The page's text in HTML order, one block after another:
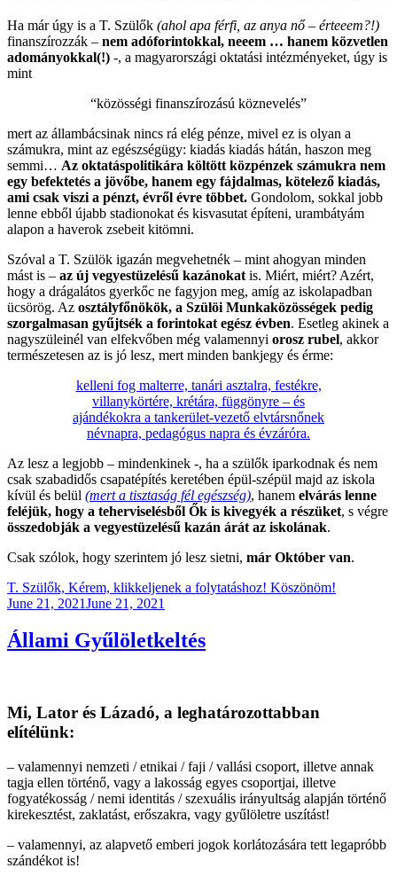
Ha már úgy is a T. Szülők (ahol apa férfi, az anya nő – érteeem?!)
finanszírozzák – nem adóforintokkal, neeem … hanem közvetlen
adományokkal(!) -, a magyarországi oktatási intézményeket, úgy is
mint
“közösségi finanszírozású köznevelés”
mert az állambácsinak nincs rá elég pénze, mivel ez is olyan a
számukra, mint az egészségügy: kiadás kiadás hátán, haszon meg
semmi… Az oktatáspolitikára költött közpénzek számukra nem
egy befektetés a jövőbe, hanem egy fájdalmas, kötelező kiadás,
ami csak viszi a pénzt, évről évre többet. Gondolom, sokkal jobb
lenne ebből újabb stadionokat és kisvasutat építeni, urambátyám
alapon a haverok zsebeit kitömni.
Szóval a T. Szülök igazán megvehetnék – mint ahogyan minden
mást is – az új vegyestüzelésű kazánokat is. Miért, miért? Azért,
hogy a drágalátos gyerkőc ne fagyjon meg, amíg az iskolapadban
ücsörög. Az osztályfőnökök, a Szülöi Munkaközösségek pedig
szorgalmasan gyűjtsék a forintokat egész évben. Esetleg akinek a
nagyszüleinél van elfekvőben még valamennyi orosz rubel, akkor
természetesen az is jó lesz, mert minden bankjegy és érme:
kelleni fog malterre, tanári asztalra, festékre,
villanykörtére, krétára, függönyre – és
ajándékokra a tankerület-vezető elvtársnőnek
névnapra, pedagógus napra és évzáróra.
Az lesz a legjobb – mindenkinek -, ha a szülők iparkodnak és nem
csak szabadidős csapatépítés keretében épül-szépül majd az iskola
kívül és belül (mert a tisztaság fél egészség), hanem elvárás lenne
feléjük, hogy a teherviselésből Ők is kivegyék a részüket, s végre
összedobják a vegyestüzelésű kazán árát az iskolának.
Csak szólok, hogy szerintem jó lesz sietni, már Október van.
T. Szülők, Kérem, klikkeljenek a folytatáshoz! Köszönöm!
Posted
June 21, 2021June 21, 2021
Állami Gyűlöletkeltés
Mi, Lator és Lázadó, a leghatározottabban
elítélünk:
– valamennyi nemzeti / etnikai / faji / vallási csoport, illetve annak
tagja ellen történő, vagy a lakosság egyes csoportjai, illetve
fogyatékosság / nemi identitás / szexuális irányultság alapján történő
kirekesztést, zaklatást, erőszakra, vagy gyűlöletre uszítást!
– valamennyi, az alapvető emberi jogok korlátozására tett legapróbb
szándékot is!